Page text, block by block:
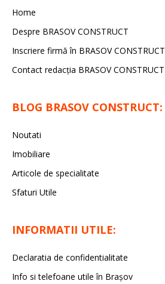
Home
Despre BRASOV CONSTRUCT
Inscriere firmă în BRASOV CONSTRUCT
Contact redacţia BRASOV CONSTRUCT
BLOG BRASOV CONSTRUCT:
Noutati
Imobiliare
Articole de specialitate
Sfaturi Utile
INFORMATII UTILE:
Declaratia de confidentialitate
Info si telefoane utile în Braşov